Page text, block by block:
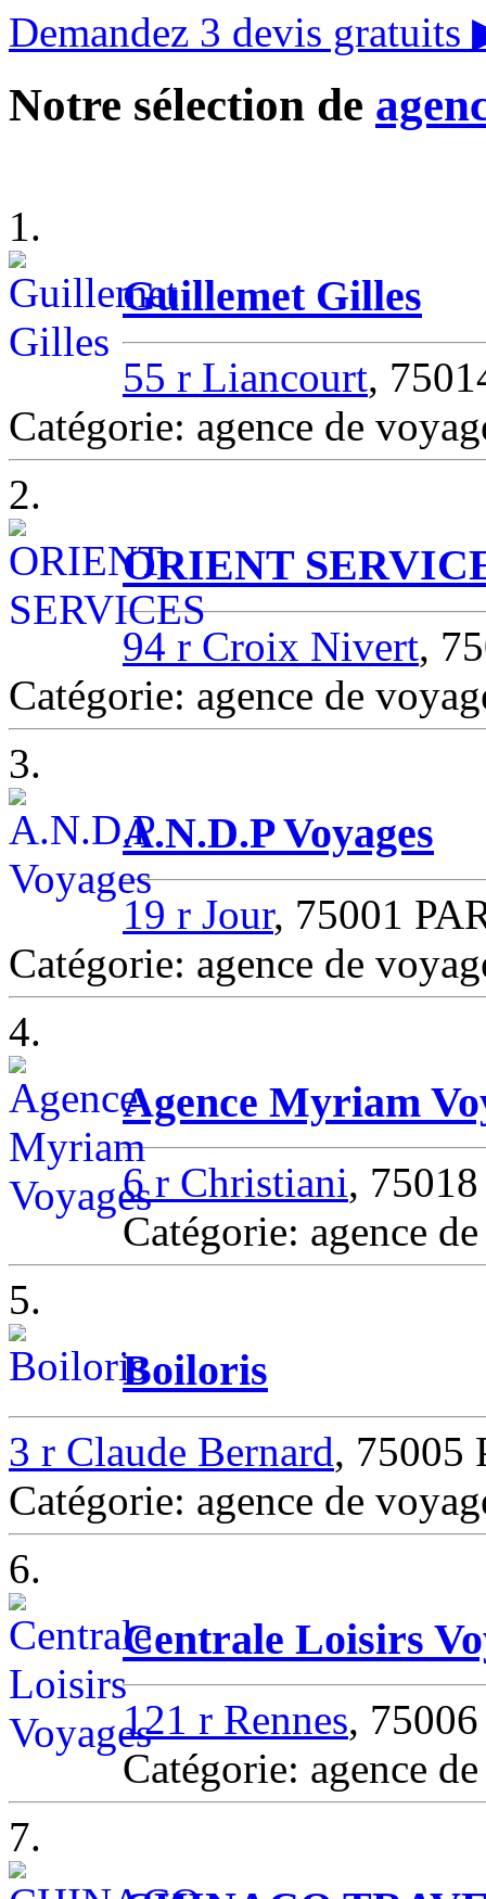
Demandez 3 devis gratuits
Notre sélection de
1.
Guillemet Gilles
55 r Liancourt,
Catégorie: agence de
2.
ORIENT
94 r Croix Nivert,
Catégorie: agence de
3.
A.N.D.P Voyages
19 r Jour, 75001
Catégorie: agence de
4.
Agence Myriam
6 r Christiani,
Catégorie: agence
5.
Boiloris
3 r Claude Bernard, 75005
Catégorie: agence de
6.
Centrale Loisirs
121 r Rennes,
Catégorie: agence
7.